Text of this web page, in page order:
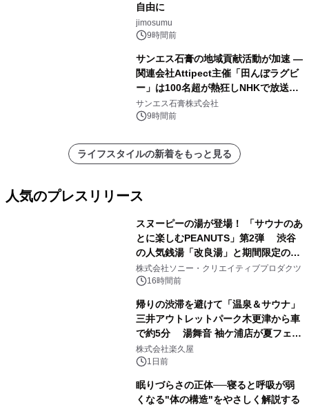
自由に
jimosumu
9時間前
サンエス石膏の地域貢献活動が加速 ―
関連会社Attipect主催「田んぼラグビ
ー」は100名超が熱狂しNHKで放送さ
れました。
サンエス石膏株式会社
9時間前
ライフスタイルの新着をもっと見る
人気のプレスリリース
スヌーピーの湯が登場！ 「サウナのあ
とに楽しむPEANUTS」第2弾 渋谷
の人気銭湯「改良湯」と期間限定のコ
ラボレーション サウナイキタイコラ
ボグッズも発売決定！
株式会社ソニー・クリエイティブプロダクツ
16時間前
帰りの渋滞を避けて「温泉＆サウナ」
三井アウトレットパーク木更津から車
で約5分 湯舞音 袖ケ浦店が夏フェア
メニューを提供
株式会社楽久屋
1日前
眠りづらさの正体──寝ると呼吸が弱
くなる"体の構造"をやさしく解説する